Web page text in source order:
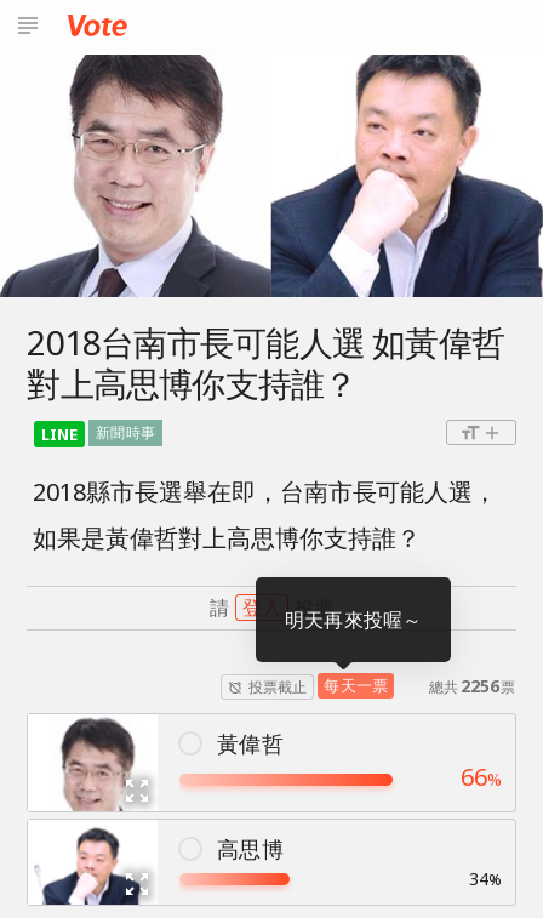
subject
2018台南市長可能人選 如黃偉哲
對上高思博你支持誰？
LINE 新聞時事 format_size add
2018縣市長選舉在即，台南市長可能人選，
如果是黃偉哲對上高思博你支持誰？
請 登入 投票
alarm_off 投票截止 每天一票 總共2256票
zoom_out_map
黃偉哲
66%
zoom_out_map
高思博
34%
明天再來投喔～